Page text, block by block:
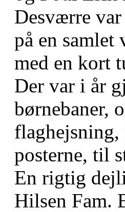
Desværre
på en samlet
med en kort
Der var i år
børnebaner,
posterne, til
En rigtig
Hilsen Fam.